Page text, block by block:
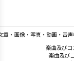
章・画像・写真・動画・音
楽曲及びコ
楽曲及び